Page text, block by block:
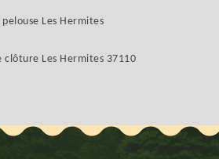
Les Hermites
clôture Les Hermites 37110